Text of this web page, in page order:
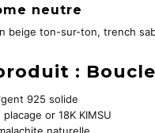
neutre
beige ton-sur-ton, trench
:
925 solide
or 18K KIMSU